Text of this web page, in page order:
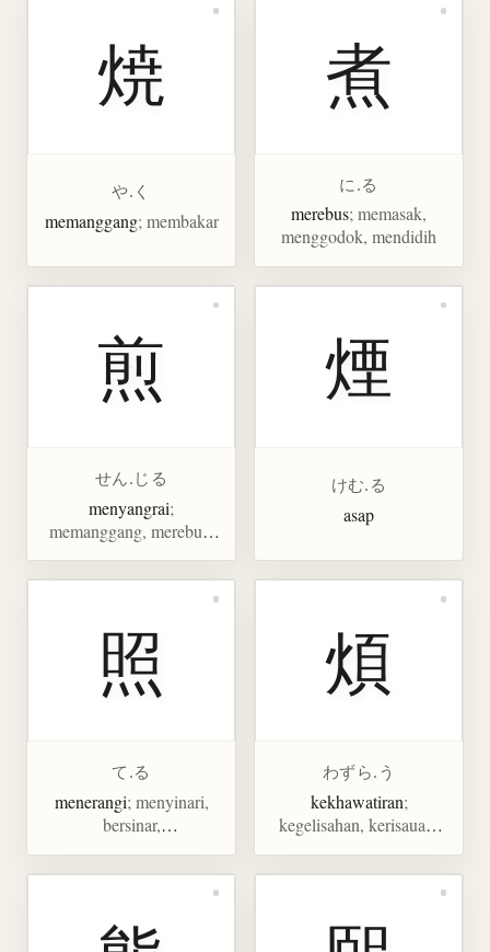
焼
や.く
memanggang; membakar
煮
に.る
merebus; memasak,
menggodok, mendidih
煎
せん.じる
menyangrai;
memanggang, merebus,
煙
けむ.る
asap
照
て.る
menerangi; menyinari,
bersinar,
mencocokkan, malu-malu
煩
わずら.う
kekhawatiran;
kegelisahan, kerisauan,
menjengkelkan,